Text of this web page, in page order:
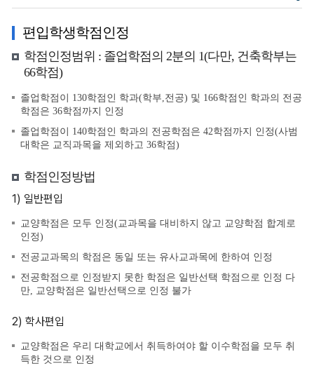
편입학생학점인정
학점인정범위 : 졸업학점의 2분의 1(다만, 건축학부는
66학점)
졸업학점이 130학점인 학과(학부,전공) 및 166학점인 학과의 전공
학점은 36학점까지 인정
졸업학점이 140학점인 학과의 전공학점은 42학점까지 인정(사범
대학은 교직과목을 제외하고 36학점)
학점인정방법
1) 일반편입
교양학점은 모두 인정(교과목을 대비하지 않고 교양학점 합계로
인정)
전공교과목의 학점은 동일 또는 유사교과목에 한하여 인정
전공학점으로 인정받지 못한 학점은 일반선택 학점으로 인정 다
만, 교양학점은 일반선택으로 인정 불가
2) 학사편입
교양학점은 우리 대학교에서 취득하여야 할 이수학점을 모두 취
득한 것으로 인정